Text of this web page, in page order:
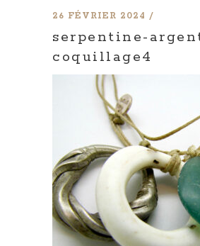
26 FÉVRIER 2024
serpentine-
coquillage4